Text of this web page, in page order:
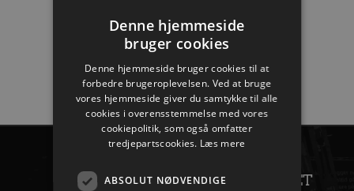
Hovedpartnere
HÅNDBOLD
+45 96
ANDET
Denne hjemmeside
bruger cookies
Denne hjemmeside bruger cookies til at
forbedre brugeroplevelsen. Ved at bruge
vores hjemmeside giver du samtykke til alle
cookies i overensstemmelse med vores
cookiepolitik, som også omfatter
tredjepartscookies. Læs mere
ABSOLUT NØDVENDIGE